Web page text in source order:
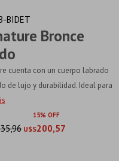
Bronce
BIDET
cuenta con un cuerpo labrado
de lujo y durabilidad. Ideal para
15
U$S200,57